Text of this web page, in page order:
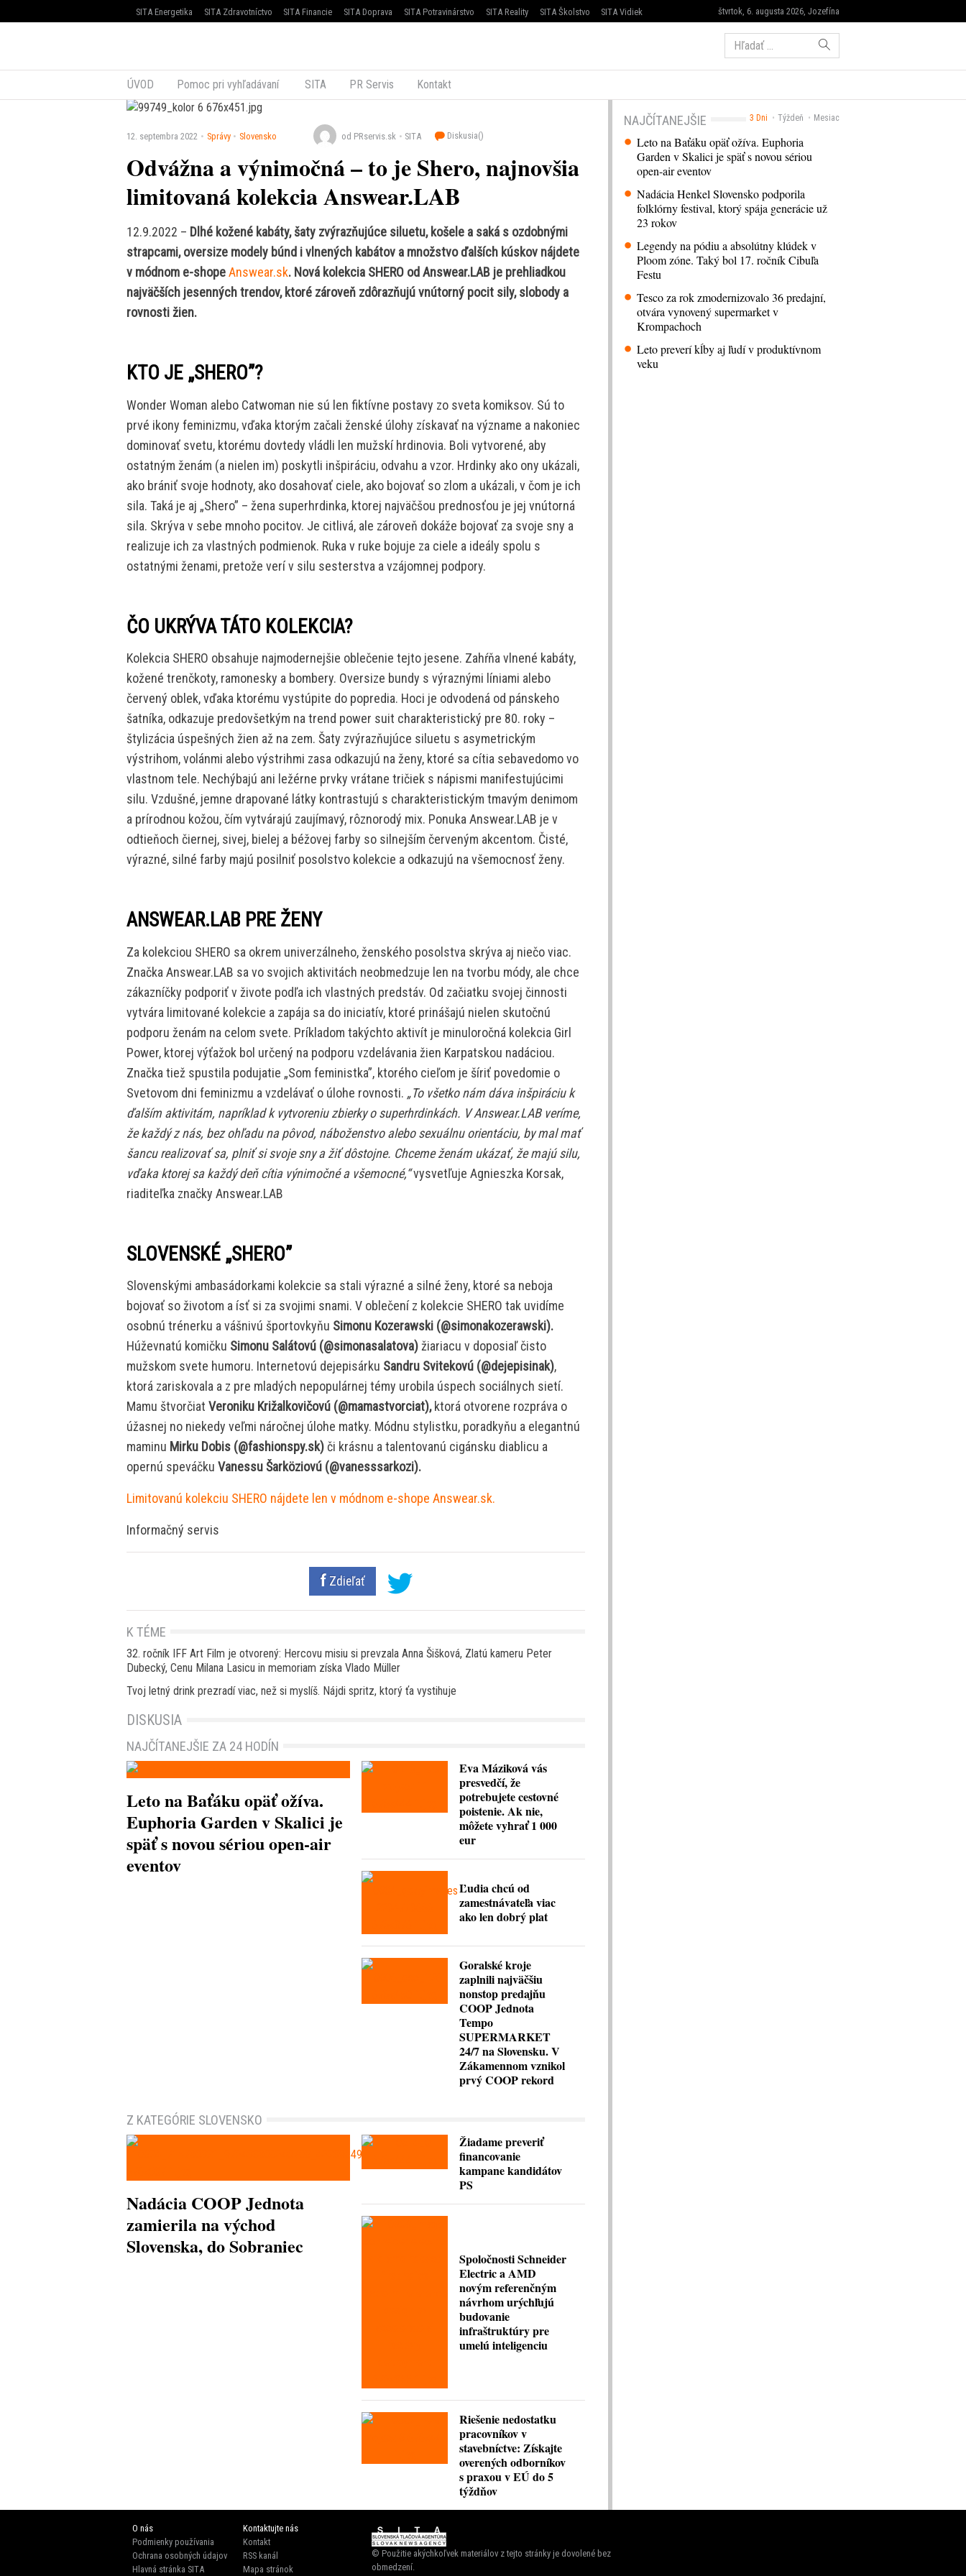
štvrtok, 6. augusta 2026, Jozefína
SITA Energetika SITA Zdravotníctvo SITA Financie SITA Doprava SITA Potravinárstvo SITA Reality SITA Školstvo SITA Vidiek
Hľadať:
ÚVOD Pomoc pri vyhľadávaní SITA PR Servis Kontakt
12. septembra 2022 Správy Slovensko od PRservis.sk SITA Diskusia()
Odvážna a výnimočná – to je Shero, najnovšia
limitovaná kolekcia Answear.LAB
12.9.2022 – Dlhé kožené kabáty, šaty zvýrazňujúce siluetu, košele a saká s ozdobnými
strapcami, oversize modely búnd i vlnených kabátov a množstvo ďalších kúskov nájdete
v módnom e-shopeAnswear.sk. Nová kolekcia SHERO od Answear.LAB je prehliadkou
najväčších jesenných trendov, ktoré zároveň zdôrazňujú vnútorný pocit sily, slobody a
rovnosti žien.
KTO JE „SHERO”?
Wonder Woman alebo Catwoman nie sú len fiktívne postavy zo sveta komiksov. Sú to
prvé ikony feminizmu, vďaka ktorým začali ženské úlohy získavať na význame a nakoniec
dominovať svetu, ktorému dovtedy vládli len mužskí hrdinovia. Boli vytvorené, aby
ostatným ženám (a nielen im) poskytli inšpiráciu, odvahu a vzor. Hrdinky ako ony ukázali,
ako brániť svoje hodnoty, ako dosahovať ciele, ako bojovať so zlom a ukázali, v čom je ich
sila. Taká je aj „Shero” – žena superhrdinka, ktorej najväčšou prednosťou je jej vnútorná
sila. Skrýva v sebe mnoho pocitov. Je citlivá, ale zároveň dokáže bojovať za svoje sny a
realizuje ich za vlastných podmienok. Ruka v ruke bojuje za ciele a ideály spolu s
ostatnými ženami, pretože verí v silu sesterstva a vzájomnej podpory.
ČO UKRÝVA TÁTO KOLEKCIA?
Kolekcia SHERO obsahuje najmodernejšie oblečenie tejto jesene. Zahŕňa vlnené kabáty,
kožené trenčkoty, ramonesky a bombery. Oversize bundy s výraznými líniami alebo
červený oblek, vďaka ktorému vystúpite do popredia. Hoci je odvodená od pánskeho
šatníka, odkazuje predovšetkým na trend power suit charakteristický pre 80. roky –
štylizácia úspešných žien až na zem. Šaty zvýrazňujúce siluetu s asymetrickým
výstrihom, volánmi alebo výstrihmi zasa odkazujú na ženy, ktoré sa cítia sebavedomo vo
vlastnom tele. Nechýbajú ani ležérne prvky vrátane tričiek s nápismi manifestujúcimi
silu. Vzdušné, jemne drapované látky kontrastujú s charakteristickým tmavým denimom
a prírodnou kožou, čím vytvárajú zaujímavý, rôznorodý mix. Ponuka Answear.LAB je v
odtieňoch čiernej, sivej, bielej a béžovej farby so silnejším červeným akcentom. Čisté,
výrazné, silné farby majú posilniť posolstvo kolekcie a odkazujú na všemocnosť ženy.
ANSWEAR.LAB PRE ŽENY
Za kolekciou SHERO sa okrem univerzálneho, ženského posolstva skrýva aj niečo viac.
Značka Answear.LAB sa vo svojich aktivitách neobmedzuje len na tvorbu módy, ale chce
zákazníčky podporiť v živote podľa ich vlastných predstáv. Od začiatku svojej činnosti
vytvára limitované kolekcie a zapája sa do iniciatív, ktoré prinášajú nielen skutočnú
podporu ženám na celom svete. Príkladom takýchto aktivít je minuloročná kolekcia Girl
Power, ktorej výťažok bol určený na podporu vzdelávania žien Karpatskou nadáciou.
Značka tiež spustila podujatie „Som feministka”, ktorého cieľom je šíriť povedomie o
Svetovom dni feminizmu a vzdelávať o úlohe rovnosti. „To všetko nám dáva inšpiráciu k
ďalším aktivitám, napríklad k vytvoreniu zbierky o superhrdinkách. V Answear.LAB veríme,
že každý z nás, bez ohľadu na pôvod, náboženstvo alebo sexuálnu orientáciu, by mal mať
šancu realizovať sa, plniť si svoje sny a žiť dôstojne. Chceme ženám ukázať, že majú silu,
vďaka ktorej sa každý deň cítia výnimočné a všemocné,“vysvetľuje Agnieszka Korsak,
riaditeľka značky Answear.LAB
SLOVENSKÉ „SHERO”
Slovenskými ambasádorkami kolekcie sa stali výrazné a silné ženy, ktoré sa neboja
bojovať so životom a ísť si za svojimi snami. V oblečení z kolekcie SHERO tak uvidíme
osobnú trénerku a vášnivú športovkyňu Simonu Kozerawski (@simonakozerawski).
Húževnatú komičku Simonu Salátovú (@simonasalatova)žiariacu v doposiaľ čisto
mužskom svete humoru. Internetovú dejepisárku Sandru Svitekovú (@dejepisinak),
ktorá zariskovala a z pre mladých nepopulárnej témy urobila úspech sociálnych sietí.
Mamu štvorčiat Veroniku Križalkovičovú (@mamastvorciat),ktorá otvorene rozpráva o
úžasnej no niekedy veľmi náročnej úlohe matky. Módnu stylistku, poradkyňu a elegantnú
maminu Mirku Dobis (@fashionspy.sk)či krásnu a talentovanú cigánsku diablicu a
opernú speváčku Vanessu Šarköziovú (@vanesssarkozi).
Limitovanú kolekciu SHERO nájdete len v módnom e-shope Answear.sk.
Informačný servis
Zdieľať
3 Dni Týždeň Mesiac
NAJČÍTANEJŠIE
Leto na Baťáku opäť ožíva. Euphoria
Garden v Skalici je späť s novou sériou
open-air eventov
Nadácia Henkel Slovensko podporila
folklórny festival, ktorý spája generácie už
23 rokov
Legendy na pódiu a absolútny klúdek v
Ploom zóne. Taký bol 17. ročník Cibuľa
Festu
Tesco za rok zmodernizovalo 36 predajní,
otvára vynovený supermarket v
Krompachoch
Leto preverí kĺby aj ľudí v produktívnom
veku
K TÉME
32. ročník IFF Art Film je otvorený: Hercovu misiu si prevzala Anna Šišková, Zlatú kameru Peter
Dubecký, Cenu Milana Lasicu in memoriam získa Vlado Müller
Tvoj letný drink prezradí viac, než si myslíš. Nájdi spritz, ktorý ťa vystihuje
DISKUSIA
NAJČÍTANEJŠIE ZA 24 HODÍN
Leto na Baťáku opäť ožíva.
Euphoria Garden v Skalici je
späť s novou sériou open-air
eventov
Eva Máziková vás
presvedčí, že
potrebujete cestovné
poistenie. Ak nie,
môžete vyhrať 1 000
eur
Ľudia chcú od
zamestnávateľa viac
ako len dobrý plat
Goralské kroje
zaplnili najväčšiu
nonstop predajňu
COOP Jednota
Tempo
SUPERMARKET
24/7 na Slovensku. V
Zákamennom vznikol
prvý COOP rekord
Z KATEGÓRIE SLOVENSKO
Nadácia COOP Jednota
zamierila na východ
Slovenska, do Sobraniec
Žiadame preveriť
financovanie
kampane kandidátov
PS
Spoločnosti Schneider
Electric a AMD
novým referenčným
návrhom urýchľujú
budovanie
infraštruktúry pre
umelú inteligenciu
Riešenie nedostatku
pracovníkov v
stavebníctve: Získajte
overených odborníkov
s praxou v EÚ do 5
týždňov
O nás
Podmienky používania
Ochrana osobných údajov
Hlavná stránka SITA
Kontaktujte nás
Kontakt
RSS kanál
Mapa stránok
© Použitie akýchkoľvek materiálov z tejto stránky je dovolené bez
obmedzení.